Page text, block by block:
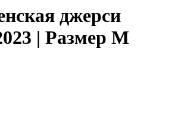
джерси
| Размер M